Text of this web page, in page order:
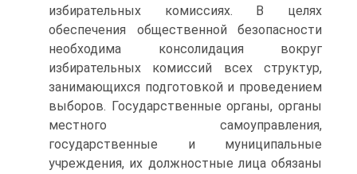
избирательных комиссиях. В целях
обеспечения общественной безопасности
необходима консолидация вокруг
избирательных комиссий всех структур,
занимающихся подготовкой и проведением
выборов. Государственные органы, органы
местного самоуправления,
государственные и муниципальные
учреждения, их должностные лица обязаны